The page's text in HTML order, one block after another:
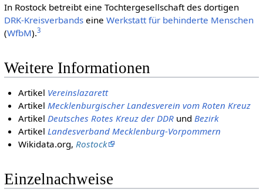
In Rostock betreibt eine Tochtergesellschaft des dortigen
DRK-Kreisverbandseine Werkstatt für behinderte Menschen
(WfbM).3
Weitere Informationen
Artikel Vereinslazarett
Artikel Mecklenburgischer Landesverein vom Roten Kreuz
Artikel Deutsches Rotes Kreuz der DDR und Bezirk
Artikel Landesverband Mecklenburg-Vorpommern
Wikidata.org, Rostock
Einzelnachweise